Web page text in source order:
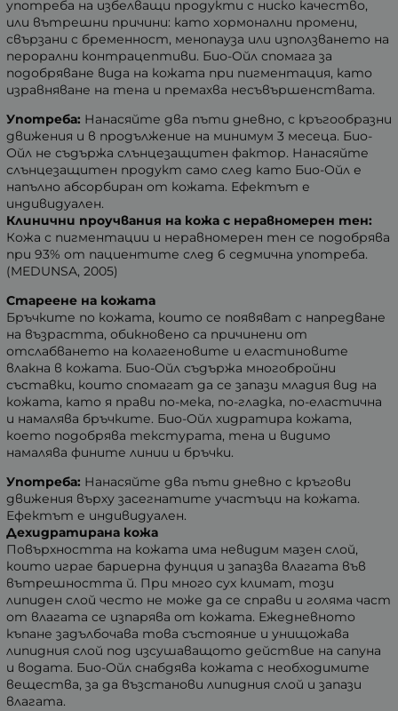
употреба на избелващи продукти с ниско качество,
или вътрешни причини: като хормонални промени,
свързани с бременност, менопауза или използването на
перорални контрацептиви. Био-Ойл спомага за
подобряване вида на кожата при пигментация, като
изравняване на тена и премахва несъвършенствата.
Употреба: Нанасяйте два пъти дневно, с кръгообразни
движения и в продължение на минимум 3 месеца. Био-
Ойл не съдържа слънцезащитен фактор. Нанасяйте
слънцезащитен продукт само след като Био-Ойл е
напълно абсорбиран от кожата. Ефектът е
индивидуален.
Клинични проучвания на кожа с неравномерен тен:
Кожа с пигментации и неравномерен тен се подобрява
при 93% от пациентите след 6 седмична употреба.
(MEDUNSA, 2005)
Стареене на кожата
Бръчките по кожата, които се появяват с напредване
на възрастта, обикновено са причинени от
отслабването на колагеновите и еластиновите
влакна в кожата. Био-Ойл съдържа многобройни
съставки, които спомагат да се запази младия вид на
кожата, като я прави по-мека, по-гладка, по-еластична
и намалява бръчките. Био-Ойл хидратира кожата,
което подобрява текстурата, тена и видимо
намалява фините линии и бръчки.
Употреба: Нанасяйте два пъти дневно с кръгови
движения върху засегнатите участъци на кожата.
Ефектът е индивидуален.
Дехидратирана кожа
Повърхността на кожата има невидим мазен слой,
които играе бариерна фунция и запазва влагата във
вътрешността й. При много сух климат, този
липиден слой често не може да се справи и голяма част
от влагата се изпарява от кожата. Ежедневното
къпане задълбочава това състояние и унищожава
липидния слой под изсушаващото действие на сапуна
и водата. Био-Ойл снабдява кожата с необходимите
вещества, за да възстанови липидния слой и запази
влагата.